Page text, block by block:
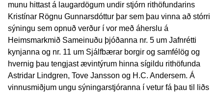
munu hittast á laugardögum undir stjórn rithöfundarins
Kristínar Rögnu Gunnarsdóttur þar sem þau vinna að stórri
sýningu sem opnuð verður í vor með áherslu á
Heimsmarkmið Sameinuðu þjóðanna nr. 5 um Jafnrétti
kynjanna og nr. 11 um Sjálfbærar borgir og samfélög og
hvernig þau tengjast ævintýrum hinna sígildu rithöfunda
Astridar Lindgren, Tove Jansson og H.C. Andersem. Á
vinnusmiðjum ungu sýningarstjóranna í vetur fá þau til liðs